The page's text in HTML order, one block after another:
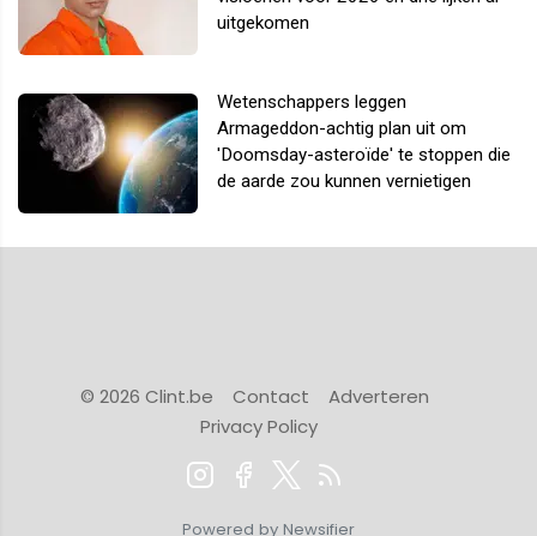
uitgekomen
Wetenschappers leggen
Armageddon-achtig plan uit om
'Doomsday-asteroïde' te stoppen die
de aarde zou kunnen vernietigen
© 2026 Clint.be Contact
Adverteren
Privacy Policy
Powered by Newsifier